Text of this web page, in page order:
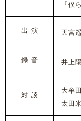
『僕
出 演 天宮
録 音 井上
対 談
大牟
太田米